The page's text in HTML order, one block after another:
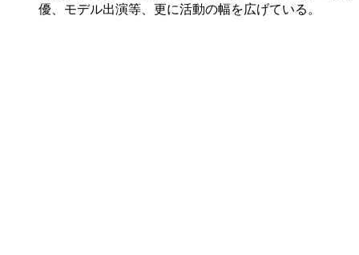
優、モデル出演等、更に活動の幅を広げている。